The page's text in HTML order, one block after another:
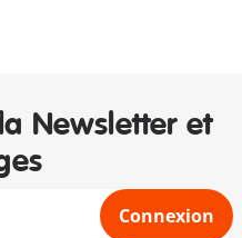
Newsletter et
Connexion